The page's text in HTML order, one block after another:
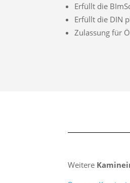
Erfüllt die
Erfüllt die DIN
Zulassung für
Weitere